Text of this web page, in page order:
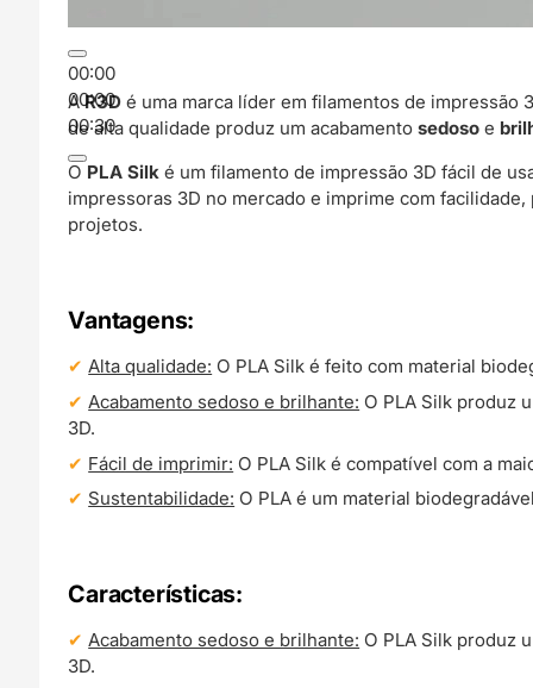
00:00
00:00
00:30
AR3D é uma marca líder em filamentos de
de alta qualidade produz um acabamentosedoso e
O PLA Silk é um filamento de impressão 3D fácil de
impressoras 3D no mercado e imprime com
projetos.
Vantagens:
Alta qualidade: O PLA Silk é feito com material
Acabamento sedoso e brilhante: O PLA Silk produz
3D.
Fácil de imprimir: O PLA Silk é compatível com a
Sustentabilidade: O PLA é um material
Características:
Acabamento sedoso e brilhante: O PLA Silk produz
3D.